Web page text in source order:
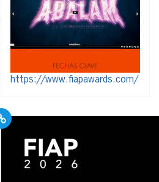
https://www.fiapawards.com/
Hispanic PR
excellence with our